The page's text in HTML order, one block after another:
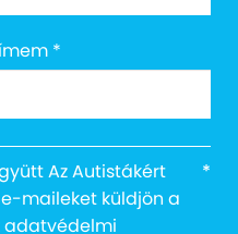
*
Az Autistákért
maileket küldjön a
adatvédelmi
*